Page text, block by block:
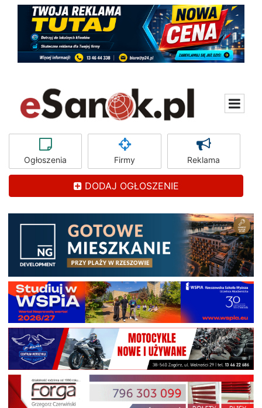
Ogłoszenia Firmy Reklama
DODAJ OGŁOSZENIE